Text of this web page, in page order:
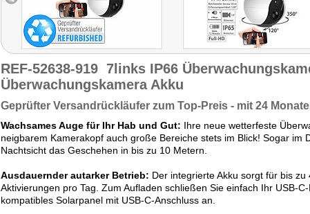
REF-52638-919 7links IP66
Überwachungskamera Akku
Geprüfter Versandrückläufer zum Top-Preis - mit 24
Wachsames Auge für Ihr Hab und Gut: Ihre neue wetterfeste
neigbarem Kamerakopf auch große Bereiche stets im Blick! Sogar im
Nachtsicht das Geschehen in bis zu 10 Metern.
Ausdauernder autarker Betrieb: Der integrierte Akku sorgt für bis
Aktivierungen pro Tag. Zum Aufladen schließen Sie einfach Ihr USB-
kompatibles Solarpanel mit USB-C-Anschluss an.